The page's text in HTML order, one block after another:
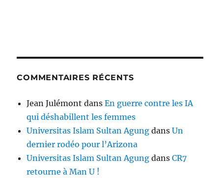
COMMENTAIRES RÉCENTS
Jean Julémont dansEn guerre contre les IA
qui déshabillent les femmes
Universitas Islam Sultan Agung dansUn
dernier rodéo pour l’Arizona
Universitas Islam Sultan Agung dansCR7
retourne à Man U !